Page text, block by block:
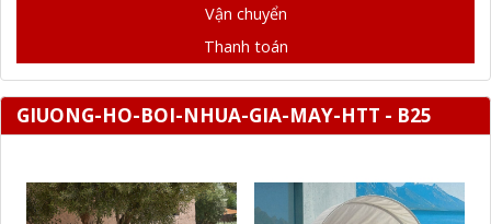
Vận chuyển
Thanh toán
GIUONG-HO-BOI-NHUA-GIA-MAY-HTT - B25